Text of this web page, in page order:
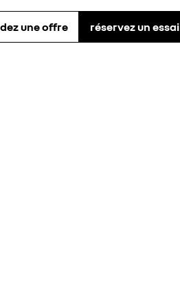
une offre réservez un essai